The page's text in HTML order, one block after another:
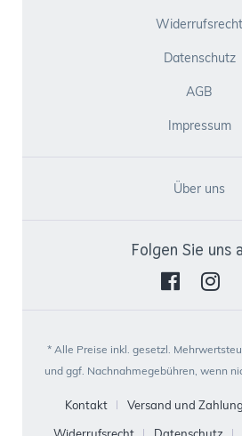
Widerrufsrecht
Datenschutz
AGB
Impressum
Über uns
Folgen Sie uns
* Alle Preise inkl. gesetzl.
und ggf. Nachnahmegebühren, wenn
Kontakt
Versand und